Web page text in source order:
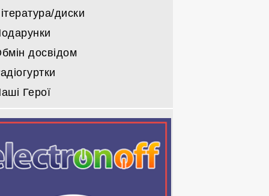
диски
досвідом
Герої